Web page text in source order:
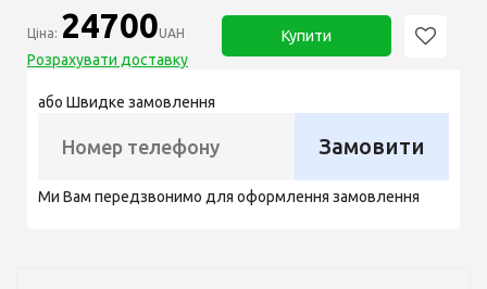
Ціна: 24700UAH
Розрахувати доставку
Купити
або Швидке замовлення
Замовити
Ми Вам передзвонимо для оформлення замовлення